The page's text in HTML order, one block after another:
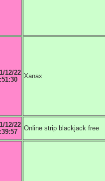
12/22 Xanax
12/22 Online strip blackjack free